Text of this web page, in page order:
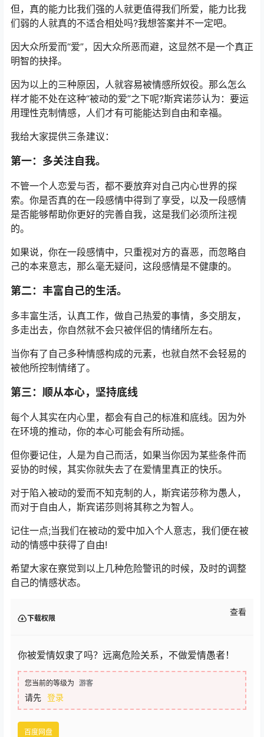
但，真的能力比我们强的人就更值得我们所爱，能力比我
们弱的人就真的不适合相处吗?我想答案并不一定吧。
因大众所爱而“爱”，因大众所恶而避，这显然不是一个真正
明智的抉择。
因为以上的三种原因，人就容易被情感所奴役。那么怎么
样才能不处在这种“被动的爱”之下呢?斯宾诺莎认为：要运
用理性克制情感，人们才有可能能达到自由和幸福。
我给大家提供三条建议：
第一：多关注自我。
不管一个人恋爱与否，都不要放弃对自己内心世界的探
索。你是否真的在一段感情中得到了享受，以及一段感情
是否能够帮助你更好的完善自我，这是我们必须所注视
的。
如果说，你在一段感情中，只重视对方的喜恶，而忽略自
己的本来意志，那么毫无疑问，这段感情是不健康的。
第二：丰富自己的生活。
多丰富生活，认真工作，做自己热爱的事情，多交朋友，
多走出去，你自然就不会只被伴侣的情绪所左右。
当你有了自己多种情感构成的元素，也就自然不会轻易的
被他所控制情绪了。
第三：顺从本心，坚持底线
每个人其实在内心里，都会有自己的标准和底线。因为外
在环境的推动，你的本心可能会有所动摇。
但你要记住，人是为自己而活，如果当你因为某些条件而
妥协的时候，其实你就失去了在爱情里真正的快乐。
对于陷入被动的爱而不知克制的人，斯宾诺莎称为愚人，
而对于自由人，斯宾诺莎则将其称之为智人。
记住一点;当我们在被动的爱中加入个人意志，我们便在被
动的情感中获得了自由!
希望大家在察觉到以上几种危险警讯的时候，及时的调整
自己的情感状态。
下载权限
查看
你被爱情奴隶了吗？远离危险关系，不做爱情愚者！
您当前的等级为 游客
请先 登录
百度网盘